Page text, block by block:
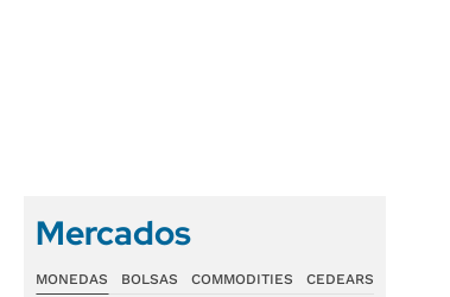
Mercados
MONEDAS BOLSAS COMMODITIES CEDEARS